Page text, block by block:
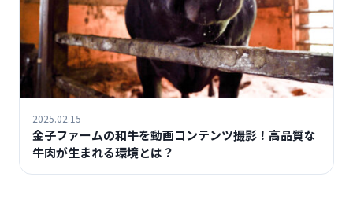
2025.02.15
金子ファームの和牛を動画コンテンツ撮影！高品質な
牛肉が生まれる環境とは？